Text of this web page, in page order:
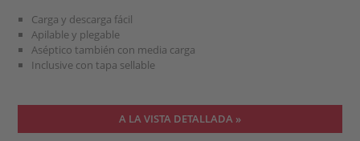
Carga y descarga fácil
Apilable y plegable
Aséptico también con media carga
Inclusive con tapa sellable
A LA VISTA DETALLADA »